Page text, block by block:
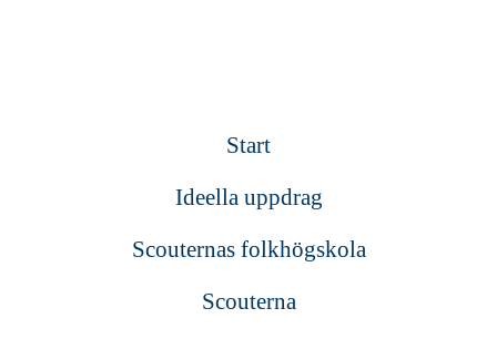
Start
Ideella uppdrag
Scouternas folkhögskola
Scouterna